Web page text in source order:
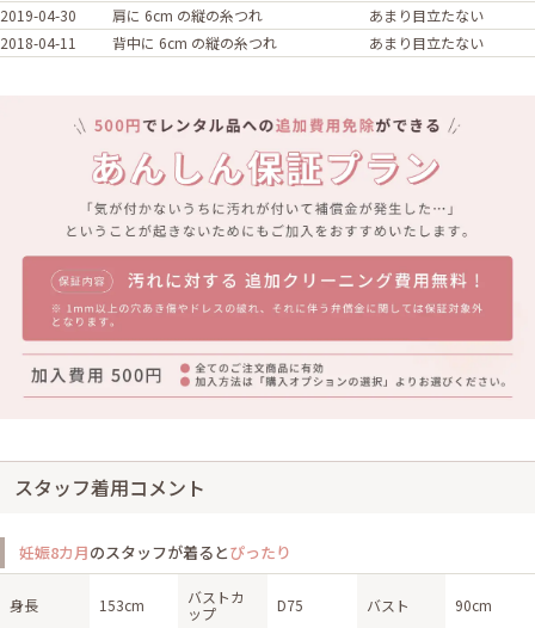
2019-04-30 肩に 6cm の縦の糸つれ
あまり目立たない
2018-04-11
背中に 6cm の縦の糸つれ あまり目立たない
スタッフ着用コメント
妊娠8カ月のスタッフが着るとぴったり
身長 153cm
バストカ
ップ
D75 バスト 90cm